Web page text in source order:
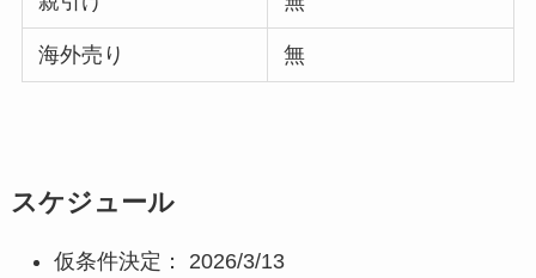
海外売り 無
スケジュール
仮条件決定： 2026/3/13